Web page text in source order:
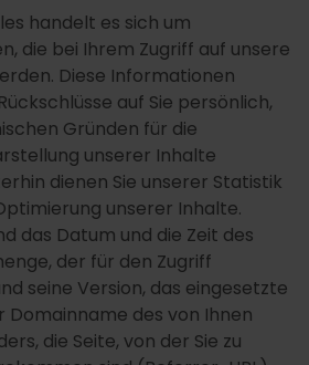
handelt es sich um
die bei Ihrem Zugriff auf unsere
Diese Informationen
auf Sie persönlich,
Gründen für die
unserer Inhalte
dienen Sie unserer Statistik
unserer Inhalte.
das Datum und die Zeit des
der für den Zugriff
seine Version, das eingesetzte
Domainname des von Ihnen
die Seite, von der Sie zu